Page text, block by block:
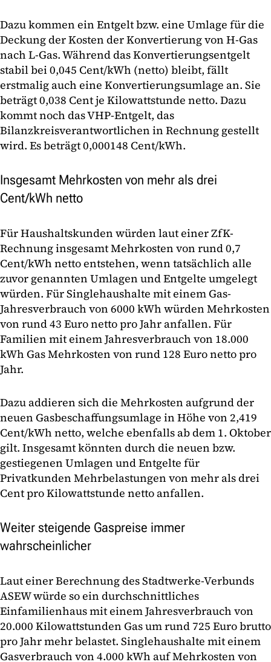
Dazu kommen ein Entgelt bzw. eine Umlage für die
Deckung der Kosten der Konvertierung von H-Gas
nach L-Gas. Während das Konvertierungsentgelt
stabil bei 0,045 Cent/kWh (netto) bleibt, fällt
erstmalig auch eine Konvertierungsumlage an. Sie
beträgt 0,038 Cent je Kilowattstunde netto. Dazu
kommt noch das VHP-Entgelt, das
Bilanzkreisverantwortlichen in Rechnung gestellt
wird. Es beträgt 0,000148 Cent/kWh.
Insgesamt Mehrkosten von mehr als drei
Cent/kWh netto
Für Haushaltskunden würden laut einer ZfK-
Rechnung insgesamt Mehrkosten von rund 0,7
Cent/kWh netto entstehen, wenn tatsächlich alle
zuvor genannten Umlagen und Entgelte umgelegt
würden. Für Singlehaushalte mit einem Gas-
Jahresverbrauch von 6000 kWh würden Mehrkosten
von rund 43 Euro netto pro Jahr anfallen. Für
Familien mit einem Jahresverbrauch von 18.000
kWh Gas Mehrkosten von rund 128 Euro netto pro
Jahr.
Dazu addieren sich die Mehrkosten aufgrund der
neuen Gasbeschaffungsumlage in Höhe von 2,419
Cent/kWh netto, welche ebenfalls ab dem 1. Oktober
gilt. Insgesamt könnten durch die neuen bzw.
gestiegenen Umlagen und Entgelte für
Privatkunden Mehrbelastungen von mehr als drei
Cent pro Kilowattstunde netto anfallen.
Weiter steigende Gaspreise immer
wahrscheinlicher
Laut einer Berechnung des Stadtwerke-Verbunds
ASEW würde so ein durchschnittliches
Einfamilienhaus mit einem Jahresverbrauch von
20.000 Kilowattstunden Gas um rund 725 Euro brutto
pro Jahr mehr belastet. Singlehaushalte mit einem
Gasverbrauch von 4.000 kWh auf Mehrkosten von